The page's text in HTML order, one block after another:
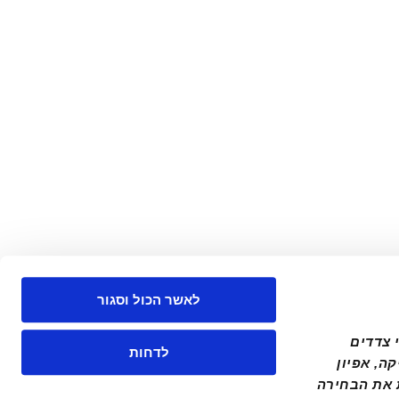
באתר זה, אלבר אוספת מידע באמצעות שימוש בקבצי COOKIES ("עוגיות"), לרבות על ידי צדדים
שלישיים, וזאת כדי לספק חוויית גלישה טובה תוך שמירת העדפותיך וכן למטרות סטטיסטיקה, אפיון
לאשר הכול וסגור
לדחות